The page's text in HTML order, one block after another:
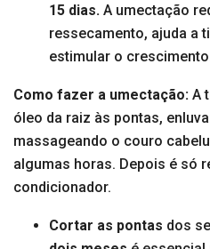
15 dias. A umectação
ressecamento, ajuda a
estimular o
Como fazer a umectação: A
óleo da raiz às pontas,
massageando o couro
algumas horas. Depois é só
condicionador.
Cortar as pontas dos